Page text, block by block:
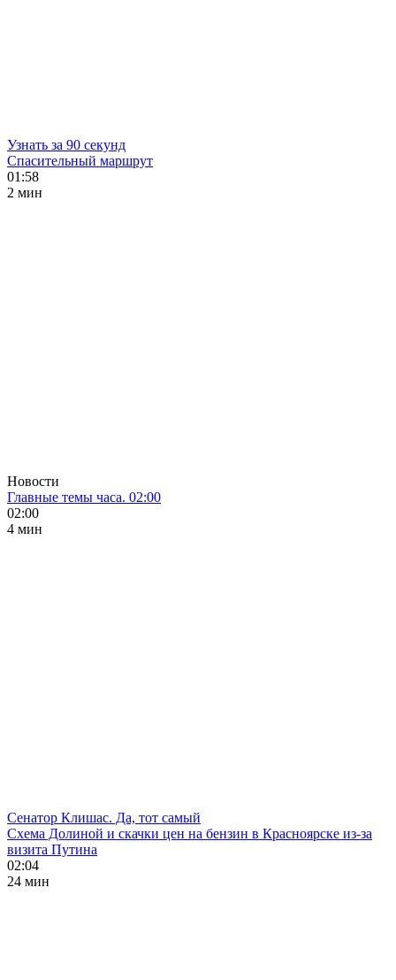
Узнать за 90 секунд
Спасительный маршрут
01:58
2 мин
Новости
Главные темы часа. 02:00
02:00
4 мин
Сенатор Клишас. Да, тот самый
Схема Долиной и скачки цен на бензин в Красноярске из-за
визита Путина
02:04
24 мин